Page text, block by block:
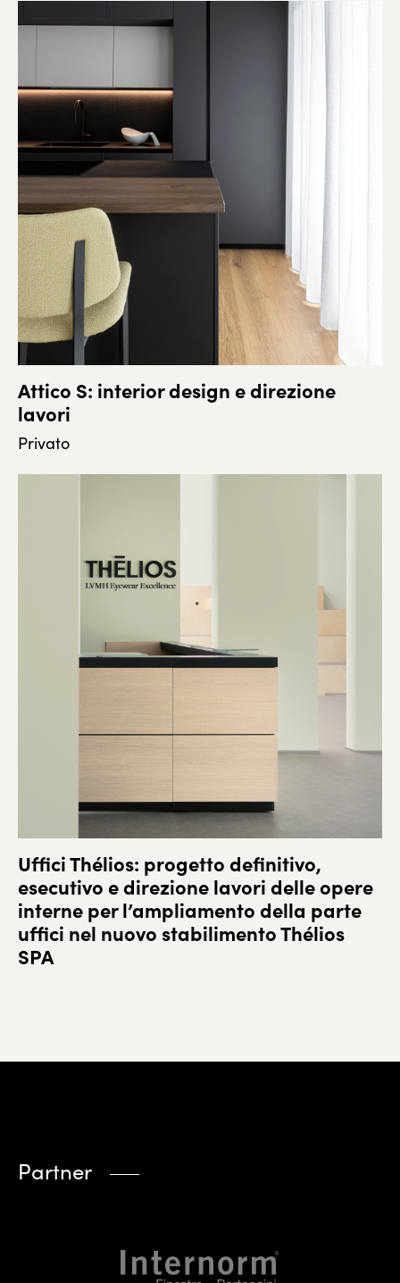
Attico S: interior design e direzione
lavori
Privato
Uffici Thélios: progetto definitivo,
esecutivo e direzione lavori delle opere
interne per l’ampliamento della parte
uffici nel nuovo stabilimento Thélios
SPA
Partner